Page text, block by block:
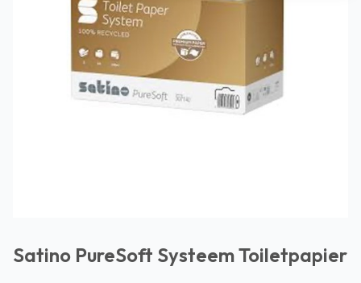
Satino PureSoft Systeem Toiletpapier